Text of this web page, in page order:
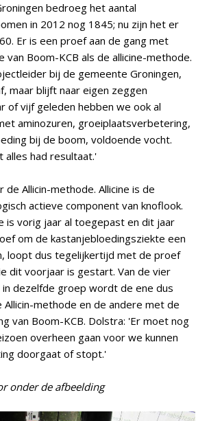
bedroeg het aantal
in 2012 nog 1845; nu zijn het er
Er is een proef aan de gang met
van Boom-KCB als de allicine-methode.
bij de gemeente Groningen,
maar blijft naar eigen zeggen
of vijf geleden hebben we ook al
aminozuren, groeiplaatsverbetering,
bij de boom, voldoende vocht.
alles had resultaat.'
de Allicin-methode. Allicine is de
actieve component van knoflook.
is vorig jaar al toegepast en dit jaar
om de kastanjebloedingsziekte een
loopt dus tegelijkertijd met de proef
dit voorjaar is gestart. Van de vier
dezelfde groep wordt de ene dus
methode en de andere met de
van Boom-KCB. Dolstra: 'Er moet nog
overheen gaan voor we kunnen
doorgaat of stopt.'
onder de afbeelding